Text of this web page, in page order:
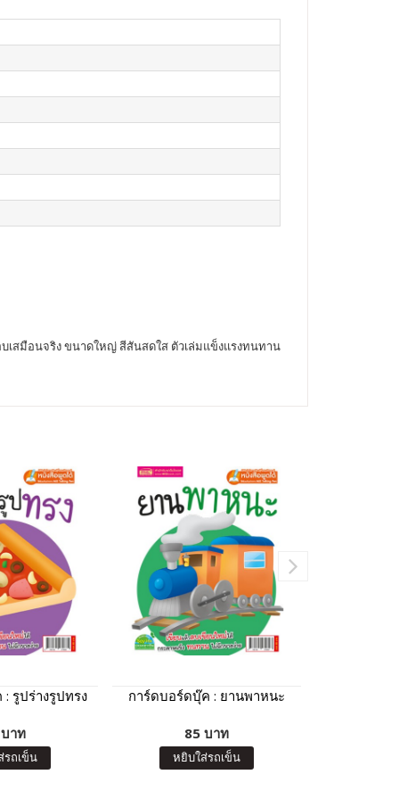
เสมือนจริง ขนาดใหญ่ สีสันสดใส ตัวเล่มแข็งแรงทนทาน
รูปร่างรูปทรง
าท
รถเข็น
การ์ดบอร์ดบุ๊ค : ยานพาหนะ
85 บาท
หยิบใส่รถเข็น